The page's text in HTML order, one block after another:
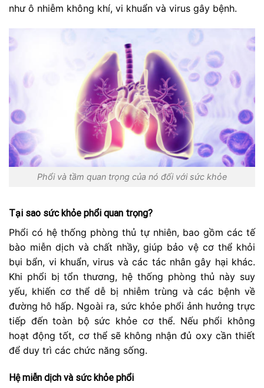
như ô nhiễm không khí, vi khuẩn và virus gây bệnh.
Phổi và tầm quan trọng của nó đối với sức khỏe
Tại sao sức khỏe phổi quan trọng?
Phổi có hệ thống phòng thủ tự nhiên, bao gồm các tế
bào miễn dịch và chất nhầy, giúp bảo vệ cơ thể khỏi
bụi bẩn, vi khuẩn, virus và các tác nhân gây hại khác.
Khi phổi bị tổn thương, hệ thống phòng thủ này suy
yếu, khiến cơ thể dễ bị nhiễm trùng và các bệnh về
đường hô hấp. Ngoài ra, sức khỏe phổi ảnh hưởng trực
tiếp đến toàn bộ sức khỏe cơ thể. Nếu phổi không
hoạt động tốt, cơ thể sẽ không nhận đủ oxy cần thiết
để duy trì các chức năng sống.
Hệ miễn dịch và sức khỏe phổi